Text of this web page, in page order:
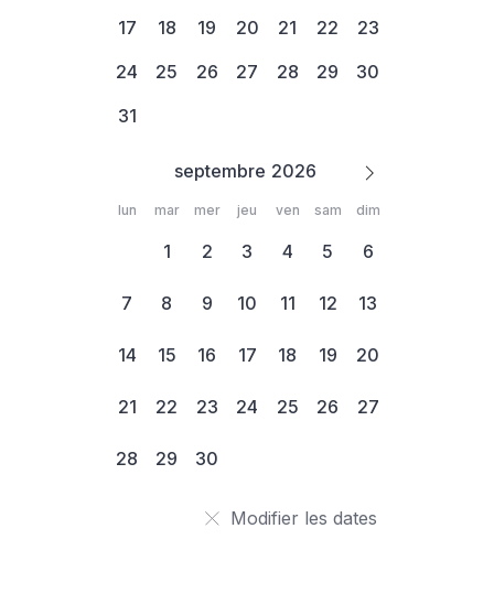
septembre
17
18 19 20 21 22
23
24
25 26 27 28 29
30
31
lun mar mer jeu ven sam dim
1 2 3 4 5 6
7 8 9 10 11 12 13
14 15 16 17 18 19 20
21 22 23 24 25 26 27
28 29 30
Modifier les dates